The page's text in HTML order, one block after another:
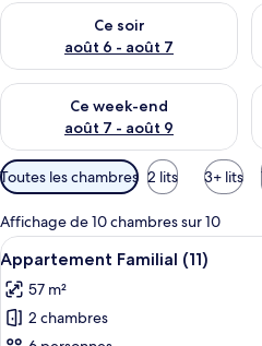
Ce soir
août 6 - août 7
Vérifier la disponibilité pour ce
Ce week-end
août 7 - août 9
Vérifier la disponibilité pour ce
Filtres
disponibles
pour
les
chambres
Toutes les chambres 2 lits 3+ lits
Affichage de 10 chambres sur 10
Afficher
toutes
les
photos
9
Appartement Familial (11)
57 m²
2 chambres